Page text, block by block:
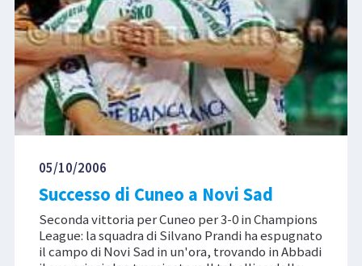
05/10/2006
Successo di Cuneo a Novi Sad
Seconda vittoria per Cuneo per 3-0 in Champions
League: la squadra di Silvano Prandi ha espugnato
il campo di Novi Sad in un'ora, trovando in Abbadi